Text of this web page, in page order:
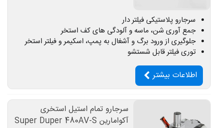
سرجارو پلاستیکی فیلتر دار
جمع آوری شن، ماسه و آلودگی های کف استخر
جلوگیری از ورود برگ و آشغال به پمپ، اسکیمر و فیلتر استخر
توری فیلتر قابل شستشو
اطلاعات بیشتر
سرجارو تمام استیل استخری
آکوامارین Super Duper 480AV-S